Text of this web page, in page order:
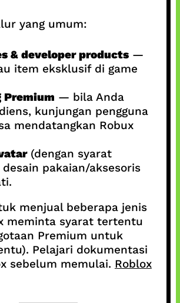
yang umum:
& developer products—
item eksklusif di game
Premium — bila Anda
kunjungan pengguna
mendatangkan Robux
(dengan syarat
pakaian/aksesoris
menjual beberapa jenis
meminta syarat tertentu
Premium untuk
Pelajari dokumentasi
sebelum memulai. Roblox